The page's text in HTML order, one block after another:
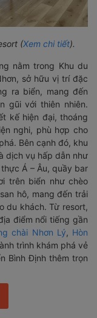
(Xem chi tiết).
nằm trong Khu du
sở hữu vị trí đặc
ra biển, mang đến
gũi với thiên nhiên.
kế hiện đại, thoáng
nghi, phù hợp cho
Bên cạnh đó, khu
dịch vụ hấp dẫn như
Á – Âu, quầy bar
trên biển như chèo
hô, mang đến trải
du khách. Từ resort,
điểm nổi tiếng gần
chài Nhơn Lý, Hòn
trình khám phá vẻ
Bình Định thêm trọn